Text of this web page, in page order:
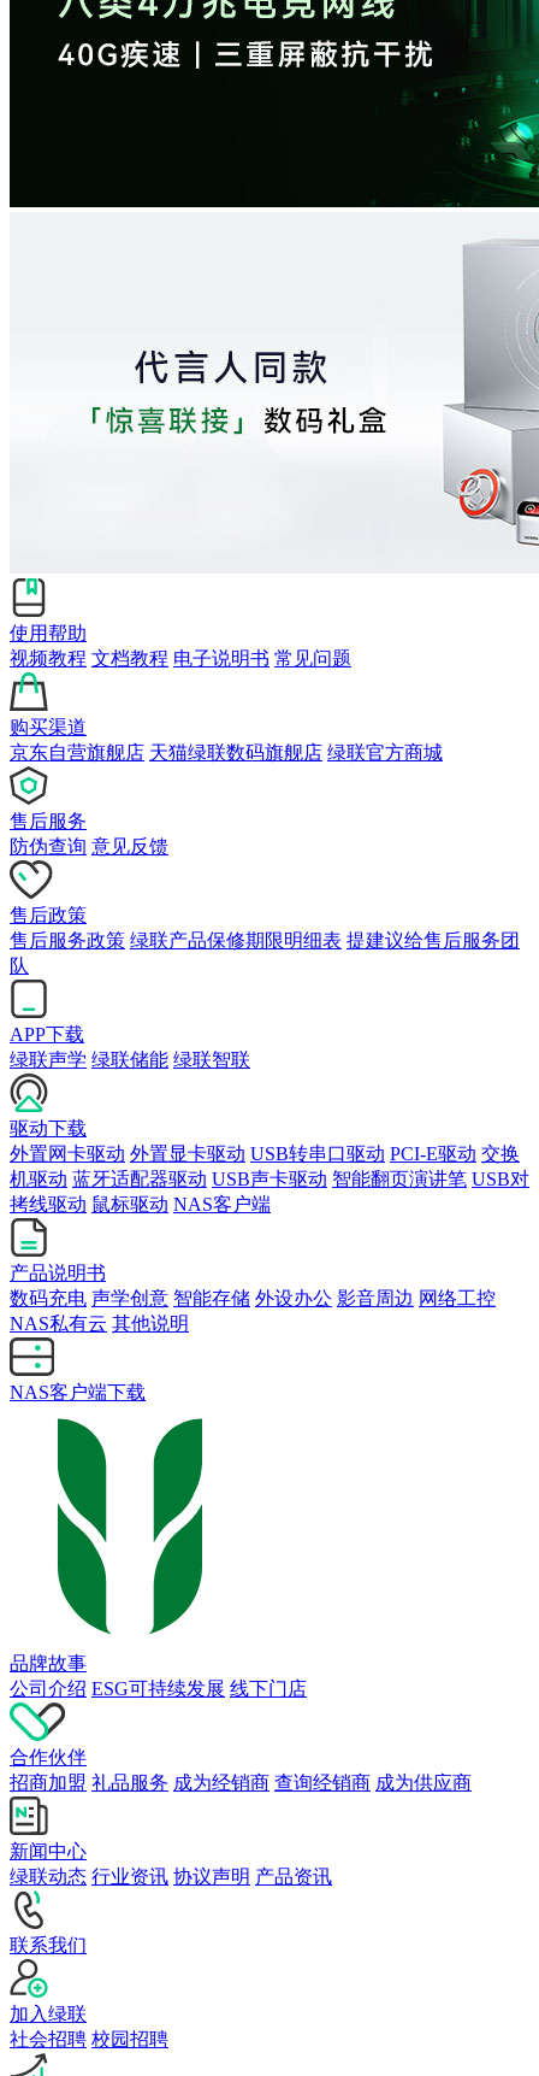
使用帮助
视频教程 文档教程 电子说明书 常见问题
购买渠道
京东自营旗舰店 天猫绿联数码旗舰店 绿联官方商城
售后服务
防伪查询 意见反馈
售后政策
售后服务政策 绿联产品保修期限明细表 提建议给售后服务团
队
APP下载
绿联声学 绿联储能 绿联智联
驱动下载
外置网卡驱动 外置显卡驱动 USB转串口驱动 PCI-E驱动 交换
机驱动 蓝牙适配器驱动 USB声卡驱动 智能翻页演讲笔 USB对
拷线驱动 鼠标驱动 NAS客户端
产品说明书
数码充电 声学创意 智能存储 外设办公 影音周边 网络工控
NAS私有云 其他说明
NAS客户端下载
品牌故事
公司介绍 ESG可持续发展 线下门店
合作伙伴
招商加盟 礼品服务 成为经销商 查询经销商 成为供应商
新闻中心
绿联动态 行业资讯 协议声明 产品资讯
联系我们
加入绿联
社会招聘 校园招聘